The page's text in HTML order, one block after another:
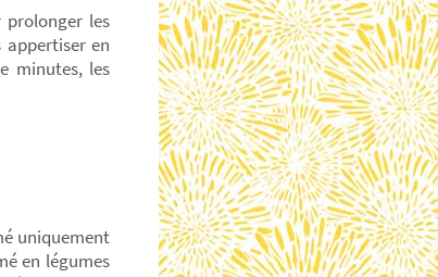
prolonger les
en
minutes, les
uniquement
en légumes